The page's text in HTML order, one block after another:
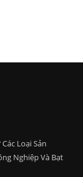
Loại Sản
Nghiệp Và Bạt